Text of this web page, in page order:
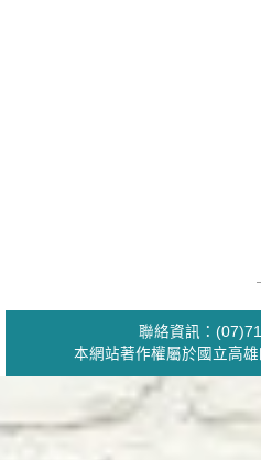
聯絡資訊：
本網站著作權屬於國立高